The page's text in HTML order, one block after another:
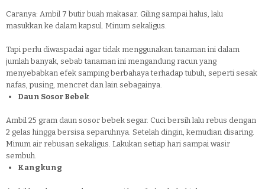
Caranya: Ambil 7 butir buah makasar. Giling sampai halus, lalu
masukkan ke dalam kapsul. Minum sekaligus.
Tapi perlu diwaspadai agar tidak menggunakan tanaman ini dalam
jumlah banyak, sebab tanaman ini mengandung racun yang
menyebabkan efek samping berbahaya terhadap tubuh, seperti sesak
nafas, pusing, mencret dan lain sebagainya.
Daun Sosor Bebek
Ambil 25 gram daun sosor bebek segar. Cuci bersih lalu rebus dengan
2 gelas hingga bersisa separuhnya. Setelah dingin, kemudian disaring.
Minum air rebusan sekaligus. Lakukan setiap hari sampai wasir
sembuh.
Kangkung